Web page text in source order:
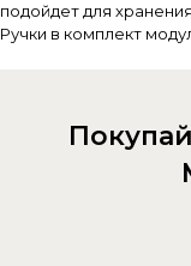
подойдет для
Ручки в комплект